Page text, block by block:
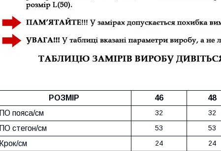
РОЗМІР 46 48
пояса/см
32 32
стегон/см 53 53
см 24 24